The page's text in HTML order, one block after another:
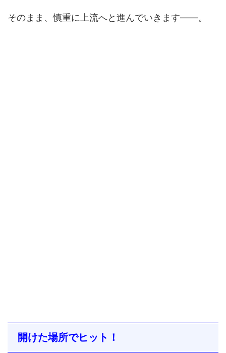
そのまま、慎重に上流へと進んでいきます――。
開けた場所でヒット！